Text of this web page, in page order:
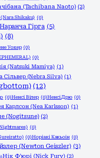
(Tachibana Naoto) (2)
Shikaku) (0)
Гірга (5)
(8)
Уокер (0)
(0)
(Natsuki Mamiya) (1)
Сільвер (Nebra Silva) (1)
(12)
(0)Ненсі Вілер (0)Ненсі Дрю (0)
Карлсон (Nea Karlsson) (1)
(Nogitsune) (2)
(0)
(0)Норіакі Какьоін (0)
(Newton Geiszler) (3)
Нік Ф'юрі (Nick Fury) (2)